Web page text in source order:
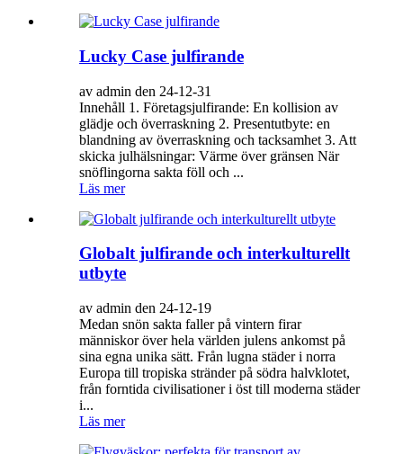
Lucky Case julfirande
av admin den 24-12-31
Innehåll 1. Företagsjulfirande: En kollision av
glädje och överraskning 2. Presentutbyte: en
blandning av överraskning och tacksamhet 3. Att
skicka julhälsningar: Värme över gränsen När
snöflingorna sakta föll och ...
Läs mer
Globalt julfirande och interkulturellt
utbyte
av admin den 24-12-19
Medan snön sakta faller på vintern firar
människor över hela världen julens ankomst på
sina egna unika sätt. Från lugna städer i norra
Europa till tropiska stränder på södra halvklotet,
från forntida civilisationer i öst till moderna städer
i...
Läs mer